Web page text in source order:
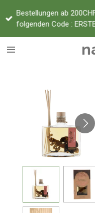
Zum
Hauptinhalt
Bestellungen ab
folgenden Code :